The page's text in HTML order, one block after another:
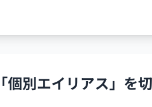
別エイリアス」を